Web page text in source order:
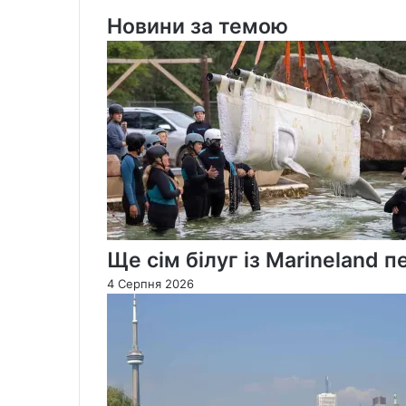
загинуло
Новини за темою
Ще сім білуг із Marineland
4 Серпня 2026